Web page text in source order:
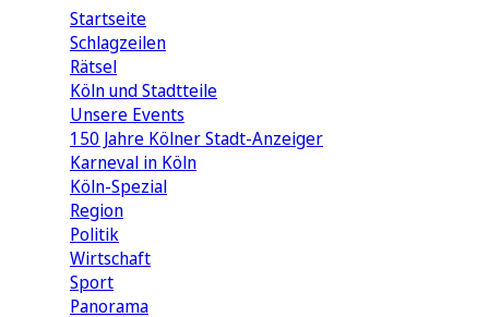
Startseite
Schlagzeilen
Rätsel
Köln und Stadtteile
Unsere Events
150 Jahre Kölner Stadt-Anzeiger
Karneval in Köln
Köln-Spezial
Region
Politik
Wirtschaft
Sport
Panorama